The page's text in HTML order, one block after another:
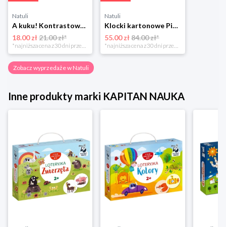
Natuli
A kuku! Kontrastowe obrazki. Karty kontrastowe + poradnik 0+ Edgard
18.00 zł21.00 zł*
*najniższa cena z 30 dni przed obniżką
Natuli
Klocki kartonowe Piramida Zabaw. Owoce i Warzywa Piramida zabaw
55.00 zł 84.00 zł*
*najniższa cena z 30 dni przed obniżką
Zobacz wyprzedaże w Natuli
Inne produkty marki KAPITAN NAUKA